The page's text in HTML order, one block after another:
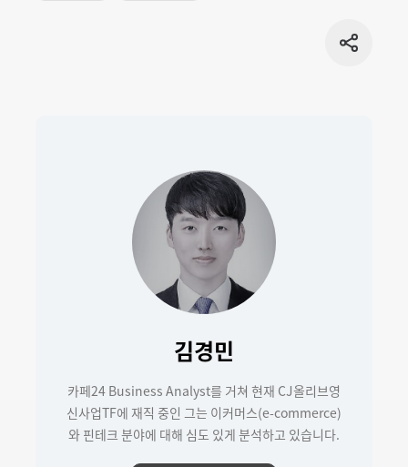
공유
김경민
카페24 Business Analyst를 거쳐 현재 CJ올리브영
신사업TF에 재직 중인 그는 이커머스(e-commerce)
와 핀테크 분야에 대해 심도 있게 분석하고 있습니다.